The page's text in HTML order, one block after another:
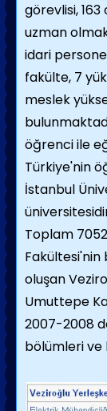
görevlisi,
uzman
idari
fakülte, 7
meslek
öğrenci ile
Türkiye'nin
İstanbul
Toplam
Fakültesi'nin
oluşan
Umuttepe
2007-2008
bölümleri ve